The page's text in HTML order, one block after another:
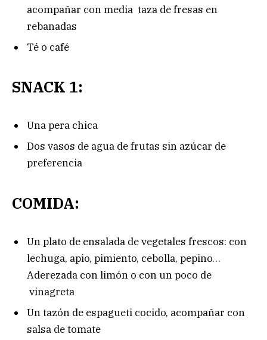
acompañar con media taza de fresas en
rebanadas
Té o café
SNACK 1:
Una pera chica
Dos vasos de agua de frutas sin azúcar de
preferencia
COMIDA:
Un plato de ensalada de vegetales frescos: con
lechuga, apio, pimiento, cebolla, pepino…
Aderezada con limón o con un poco de
vinagreta
Un tazón de espagueti cocido, acompañar con
salsa de tomate